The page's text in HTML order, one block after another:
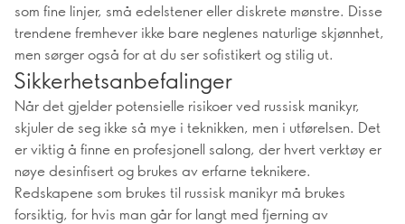
som fine linjer, små edelstener eller diskrete mønstre. Disse
trendene fremhever ikke bare neglenes naturlige skjønnhet,
men sørger også for at du ser sofistikert og stilig ut.
Sikkerhetsanbefalinger
Når det gjelder potensielle risikoer ved russisk manikyr,
skjuler de seg ikke så mye i teknikken, men i utførelsen. Det
er viktig å finne en profesjonell salong, der hvert verktøy er
nøye desinfisert og brukes av erfarne teknikere.
Redskapene som brukes til russisk manikyr må brukes
forsiktig, for hvis man går for langt med fjerning av